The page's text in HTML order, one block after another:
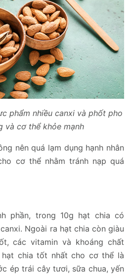
phẩm nhiều canxi và phốt pho
và cơ thể khỏe mạnh
nên quá lạm dụng hạnh nhân
cơ thể nhằm tránh nạp quá
phần, trong 10g hạt chia có
Ngoài ra hạt chia còn giàu
các vitamin và khoáng chất
hạt chia tốt nhất cho cơ thể là
ép trái cây tươi, sữa chua, yến